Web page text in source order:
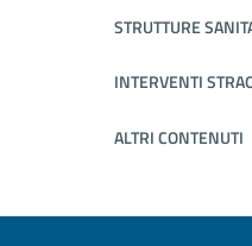
STRUTTURE
INTERVENTI
ALTRI CONTENUTI